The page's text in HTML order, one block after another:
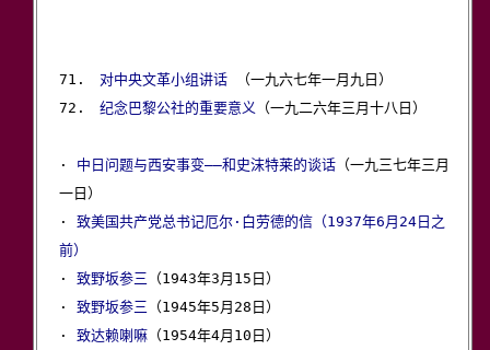
71. 对中央文革小组讲话 （一九六七年一月九日）
72. 纪念巴黎公社的重要意义 （一九二六年三月十八日）
· 中日问题与西安事变——和史沫特莱的谈话（一九三七年三月
一日）
· 致美国共产党总书记厄尔·白劳德的信（1937年6月24日之
前）
· 致野坂参三 （1943年3月15日）
· 致野坂参三 （1945年5月28日）
· 致达赖喇嘛（1954年4月10日）